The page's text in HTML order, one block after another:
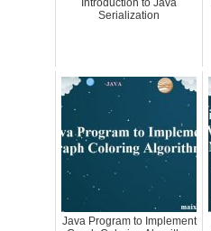
Serialization
Java Program to Implement